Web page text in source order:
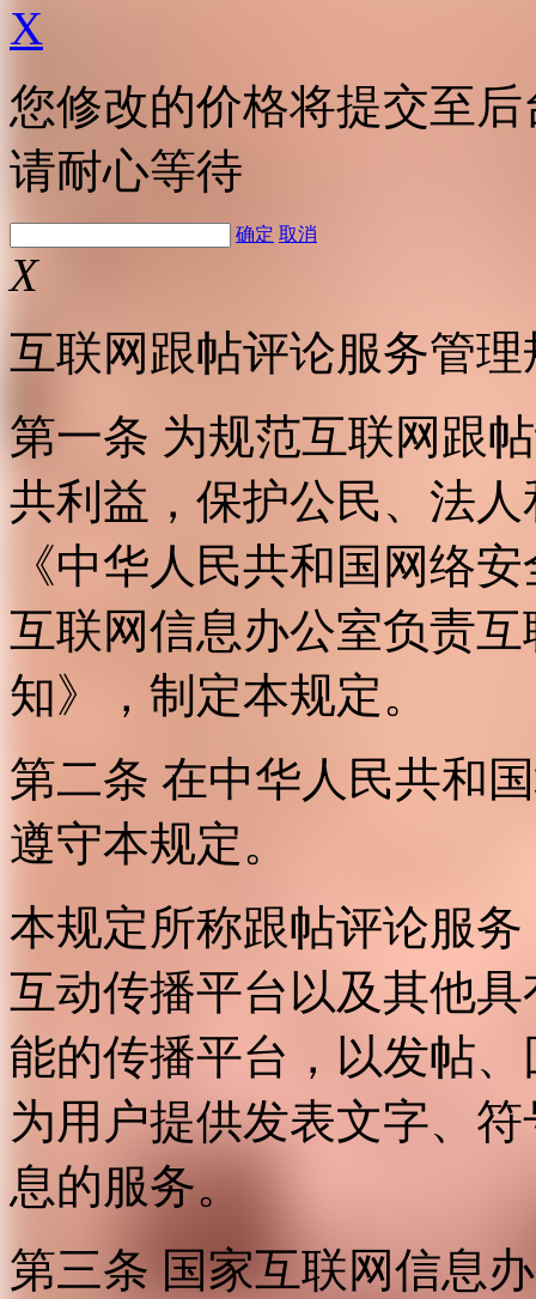
X
您修改的价格将提交至
请耐心等待
确定 取消
X
互联网跟帖评论服务管理
第一条 为规范互联网跟
共利益，保护公民、法
《中华人民共和国网络
互联网信息办公室负责
知》，制定本规定。
第二条 在中华人民共和
遵守本规定。
本规定所称跟帖评论服
互动传播平台以及其他
能的传播平台，以发帖
为用户提供发表文字、
息的服务。
第三条 国家互联网信息